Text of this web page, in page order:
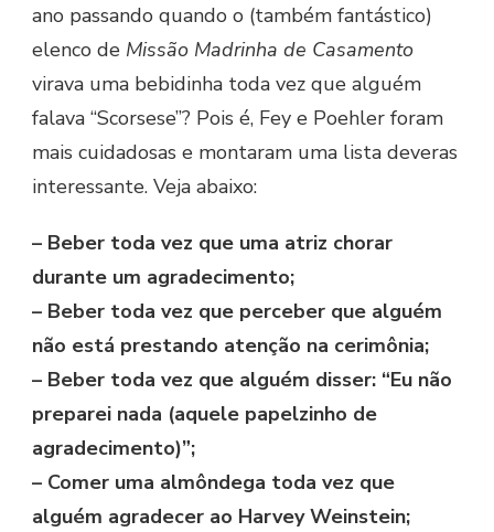
ano passando quando o (também fantástico)
elenco de Missão Madrinha de Casamento
virava uma bebidinha toda vez que alguém
falava “Scorsese”? Pois é, Fey e Poehler foram
mais cuidadosas e montaram uma lista deveras
interessante. Veja abaixo:
– Beber toda vez que uma atriz chorar
durante um agradecimento;
– Beber toda vez que perceber que alguém
não está prestando atenção na cerimônia;
– Beber toda vez que alguém disser: “Eu não
preparei nada (aquele papelzinho de
agradecimento)”;
– Comer uma almôndega toda vez que
alguém agradecer ao Harvey Weinstein;